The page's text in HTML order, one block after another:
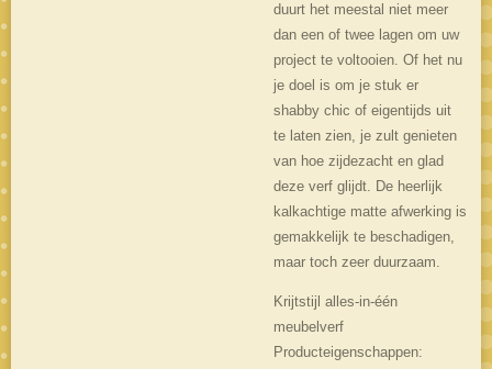
duurt het meestal niet meer
dan een of twee lagen om uw
project te voltooien. Of het nu
je doel is om je stuk er
shabby chic of eigentijds uit
te laten zien, je zult genieten
van hoe zijdezacht en glad
deze verf glijdt. De heerlijk
kalkachtige matte afwerking is
gemakkelijk te beschadigen,
maar toch zeer duurzaam.
Krijtstijl alles-in-één
meubelverf
Producteigenschappen: